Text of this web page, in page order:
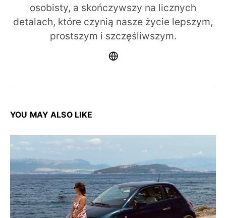
osobisty, a skończywszy na licznych
detalach, które czynią nasze życie lepszym,
prostszym i szczęśliwszym.
YOU MAY ALSO LIKE